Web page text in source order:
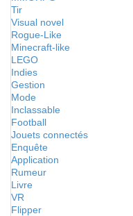
Tir
Visual novel
Rogue-Like
Minecraft-like
LEGO
Indies
Gestion
Mode
Inclassable
Football
Jouets connectés
Enquête
Application
Rumeur
Livre
VR
Flipper